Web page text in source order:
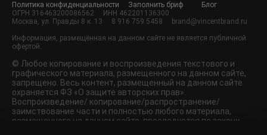
Политика конфиденциальности Заполнить бриф
Блог
ОГРН 316463200086562
ИНН 462201136300
Москва, ул. Правды 8 к. 13
8 916 759 5458
brand@vincentbrand.ru
Информация, размещённая на данном сайте не является публичной
офертой.
© Любое копирование и воспроизведения текстового и
графического материала, размещенного на данном сайте,
запрещено. Весь контент, размещенный на данном сайте
охраняется ФЗ «О защите авторских прав».
Воспроизведение/ копирование/распространение/
заимствование части и полностью любого материала,
размещенного на данном сайте, преследуется по закону.